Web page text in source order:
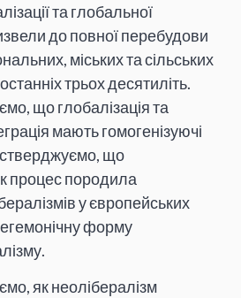
та глобальної
до повної перебудови
міських та сільських
трьох десятиліть.
що глобалізація та
мають гомогенізуючі
що
процес породила
у європейських
форму
як неолібералізм